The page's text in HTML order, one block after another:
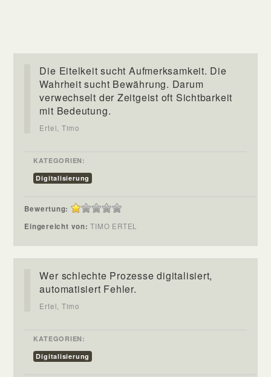
Die Eitelkeit sucht Aufmerksamkeit. Die
Wahrheit sucht Bewährung. Darum
verwechselt der Zeitgeist oft Sichtbarkeit
mit Bedeutung.
Ertel, Timo
KATEGORIEN:
Digitalisierung
Bewertung:
Eingereicht von:TIMO ERTEL
Wer schlechte Prozesse digitalisiert,
automatisiert Fehler.
Ertel, Timo
KATEGORIEN:
Digitalisierung